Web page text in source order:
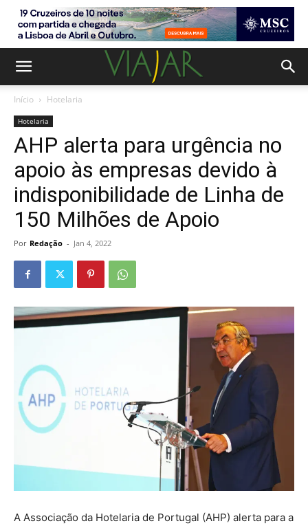
Início Hotelaria
Hotelaria
AHP alerta para urgência no
apoio às empresas devido à
indisponibilidade de Linha de
150 Milhões de Apoio
Por Redação - Jan 4, 2022
A Associação da Hotelaria de Portugal (AHP) alerta para a